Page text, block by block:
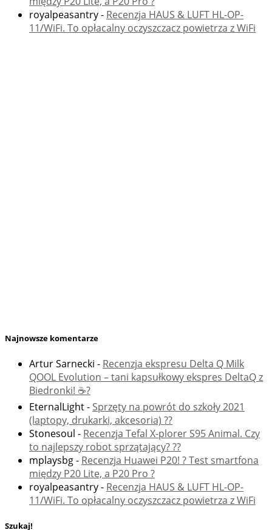
royalpeasantry- Recenzja HAUS & LUFT HL-OP-
11/WiFi. To opłacalny oczyszczacz powietrza z WiFi
Najnowsze komentarze
Artur Sarnecki - Recenzja ekspresu Delta Q Milk
QOOL Evolution – tani kapsułkowy ekspres DeltaQ z
Biedronki! ☕️?
EternalLight- Sprzęty na powrót do szkoły 2021
(laptopy, drukarki, akcesoria) ??
Stonesoul - Recenzja Tefal X-plorer S95 Animal. Czy
to najlepszy robot sprzątający? ??
mplaysbg- Recenzja Huawei P20! ? Test smartfona
między P20 Lite, a P20 Pro ?
royalpeasantry- Recenzja HAUS & LUFT HL-OP-
11/WiFi. To opłacalny oczyszczacz powietrza z WiFi
Szukaj!